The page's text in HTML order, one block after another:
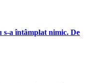
s-a întâmplat nimic. De